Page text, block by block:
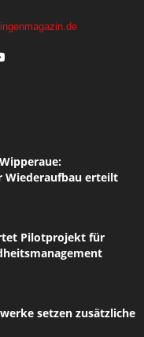
Wiederaufbau erteilt
Pilotprojekt für
setzen zusätzliche